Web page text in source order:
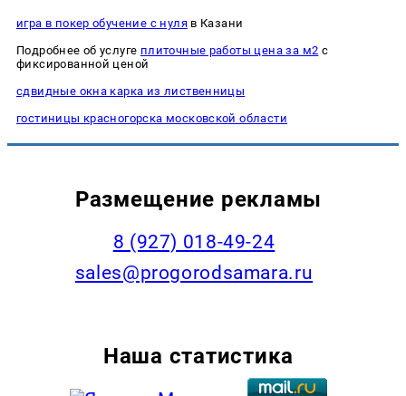
игра в покер обучение с нуляв Казани
Подробнее об услуге плиточные работы цена за м2 с
фиксированной ценой
сдвидные окна карка из лиственницы
гостиницы красногорска московской области
Размещение рекламы
8 (927) 018-49-24
sales@progorodsamara.ru
Наша статистика